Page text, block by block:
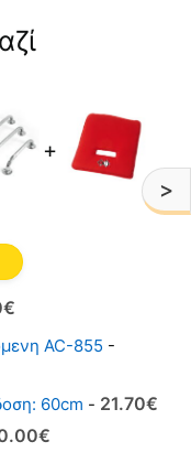
>
+
€
AC-855 -
60cm - Original
21.70€
Η
€